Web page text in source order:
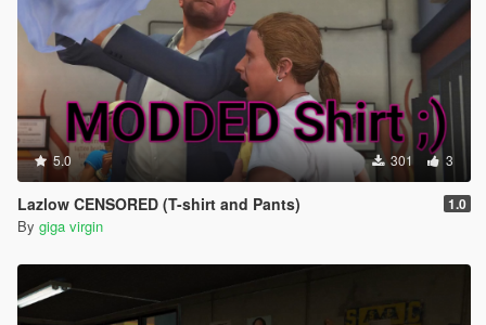
5.0 301 3
Lazlow CENSORED (T-shirt and Pants) 1.0
By giga virgin